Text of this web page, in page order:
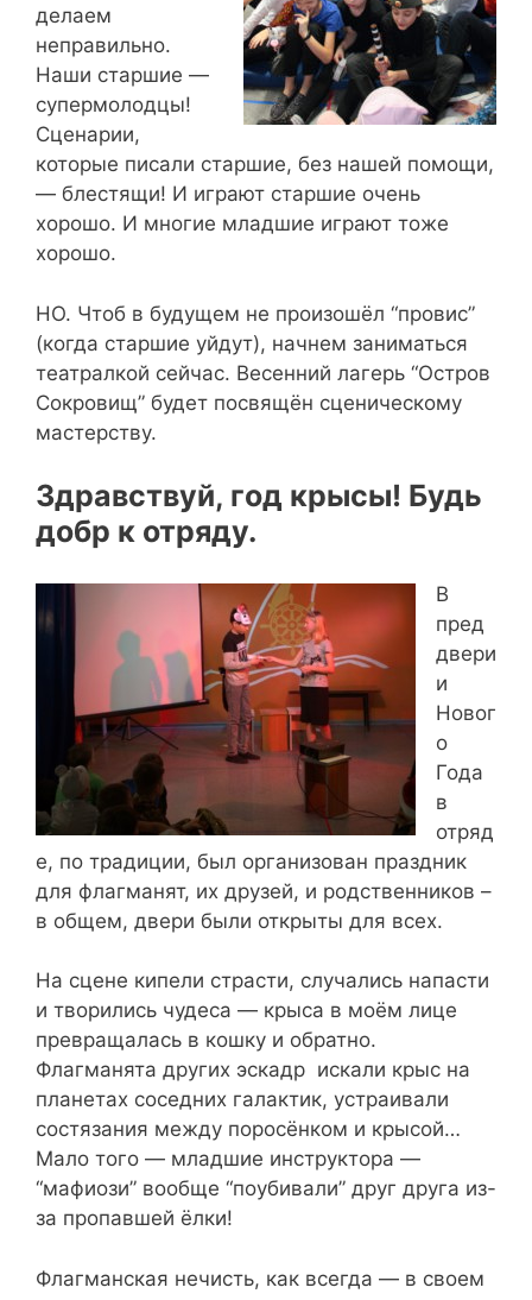
делаем
неправильно.
Наши старшие —
супермолодцы!
Сценарии,
которые писали старшие, без нашей помощи,
— блестящи! И играют старшие очень
хорошо. И многие младшие играют тоже
хорошо.
НО. Чтоб в будущем не произошёл “провис”
(когда старшие уйдут), начнем заниматься
театралкой сейчас. Весенний лагерь “Остров
Сокровищ” будет посвящён сценическому
мастерству.
Здравствуй, год крысы! Будь
добр к отряду.
В
пред
двери
и
Новог
о
Года
в
отряд
е, по традиции, был организован праздник
для флагманят, их друзей, и родственников –
в общем, двери были открыты для всех.
На сцене кипели страсти, случались напасти
и творились чудеса — крыса в моём лице
превращалась в кошку и обратно.
Флагманята других эскадр искали крыс на
планетах соседних галактик, устраивали
состязания между поросёнком и крысой…
Мало того — младшие инструктора —
“мафиози” вообще “поубивали” друг друга из-
за пропавшей ёлки!
Флагманская нечисть, как всегда — в своем